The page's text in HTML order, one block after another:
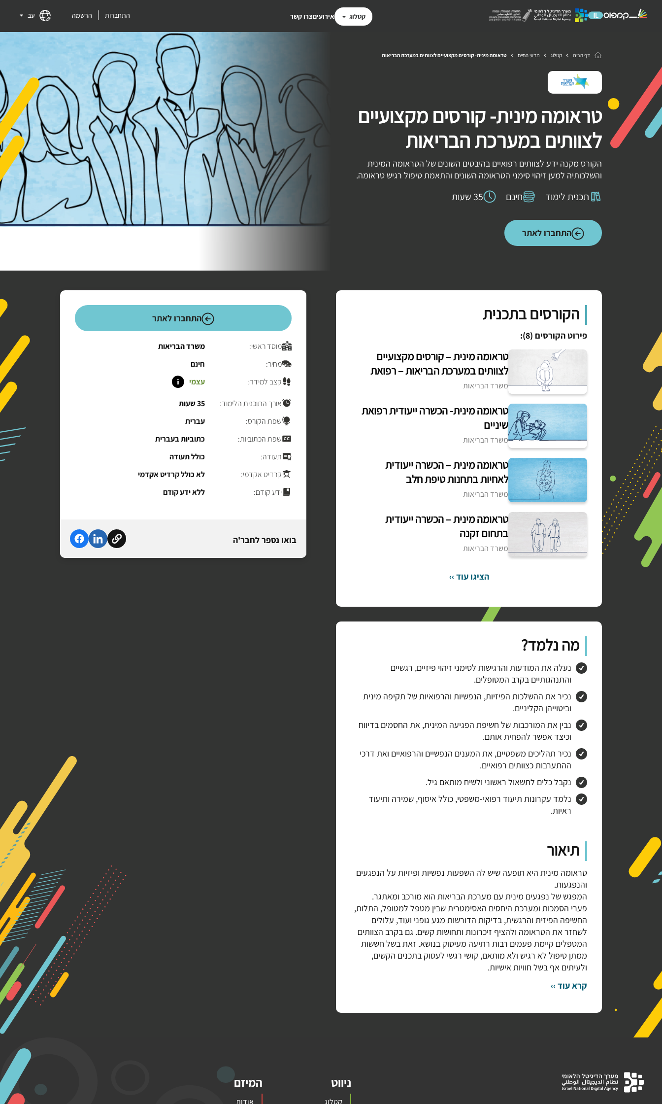
קטלוג אירועיםצרו קשר התחברות הרשמה עב
דף הבית קטלוג מדעי החיים טראומה מינית- קורסים מקצועיים לצוותים במערכת הבריאות
טראומה מינית- קורסים מקצועיים
לצוותים במערכת הבריאות
הקורס מקנה ידע לצוותים רפואיים בהיבטים השונים של הטראומה המינית
והשלכותיה למען זיהוי סימני הטראומה השונים והתאמת טיפול רגיש טראומה.
תכנית לימוד חינם 35 שעות
התחברו לאתר
הקורסים בתכנית
פירוט הקורסים (8):
טראומה מינית – קורסים מקצועיים
לצוותים במערכת הבריאות – רפואת
נשים
משרד הבריאות
טראומה מינית- הכשרה ייעודית רפואת
שיניים
משרד הבריאות
טראומה מינית – הכשרה ייעודית
לאחיות בתחנות טיפת חלב
משרד הבריאות
טראומה מינית – הכשרה ייעודית
בתחום זקנה
משרד הבריאות
הציגו עוד ››
מה נלמד?
נעלה את המודעות והרגישות לסימני זיהוי פיזיים, רגשיים
והתנהגותיים בקרב המטופלים.
נכיר את ההשלכות הפיזיות, הנפשיות והרפואיות של תקיפה מינית
וביטוייהן הקליניים.
נבין את המורכבות של חשיפת הפגיעה המינית, את החסמים בדיווח
וכיצד אפשר להפחית אותם.
נכיר תהליכים משפטיים, את המענים הנפשיים והרפואיים ואת דרכי
ההתערבות כצוותים רפואיים.
נקבל כלים לתשאול ראשוני ולשיח מותאם גיל.
נלמד עקרונות תיעוד רפואי-משפטי, כולל איסוף, שמירה ותיעוד
ראיות.
תיאור
טראומה מינית היא תופעה שיש לה השפעות נפשיות ופיזיות על הנפגעים
והנפגעות.
המפגש של נפגעים מינית עם מערכת הבריאות הוא מורכב ומאתגר.
פערי הסמכות ומערכת היחסים האסימטרית שבין מטפל למטופל, התלות,
החשיפה הפיזית והרגשית, בדיקות הדורשות מגע גופני ועוד, עלולים
לשחזר את הטראומה ולהציף זיכרונות ותחושות קשים. גם בקרב הצוותים
המטפלים קיימת פעמים רבות רתיעה מעיסוק בנושא. זאת בשל חששות
ממתן טיפול לא רגיש ולא מותאם, קושי רגשי לעסוק בתכנים הקשים,
ולעיתים אף בשל חוויות אישיות.
קרא עוד ››
התחברו לאתר
מוסד ראשי:
משרד הבריאות
מחיר:
חינם
קצב למידה:
עצמי
אורך התוכנית הלימוד:
35 שעות
שפת הקורס:
עברית
שפת הכתוביות:
כתוביות בעברית
תעודה:
כולל תעודה
קרדיט אקדמי:
לא כולל קרדיט אקדמי
ידע קודם:
ללא ידע קודם
בואו נספר לחבר'ה
ניווט
קטלוג
המיזם
אודות